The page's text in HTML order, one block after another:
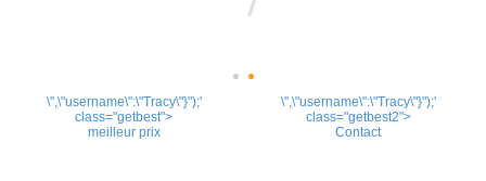
\",\"username\":\"Tracy\"}");'
class="getbest">
meilleur prix
\",\"username\":\"Tracy\"}");'
class="getbest2">
Contact